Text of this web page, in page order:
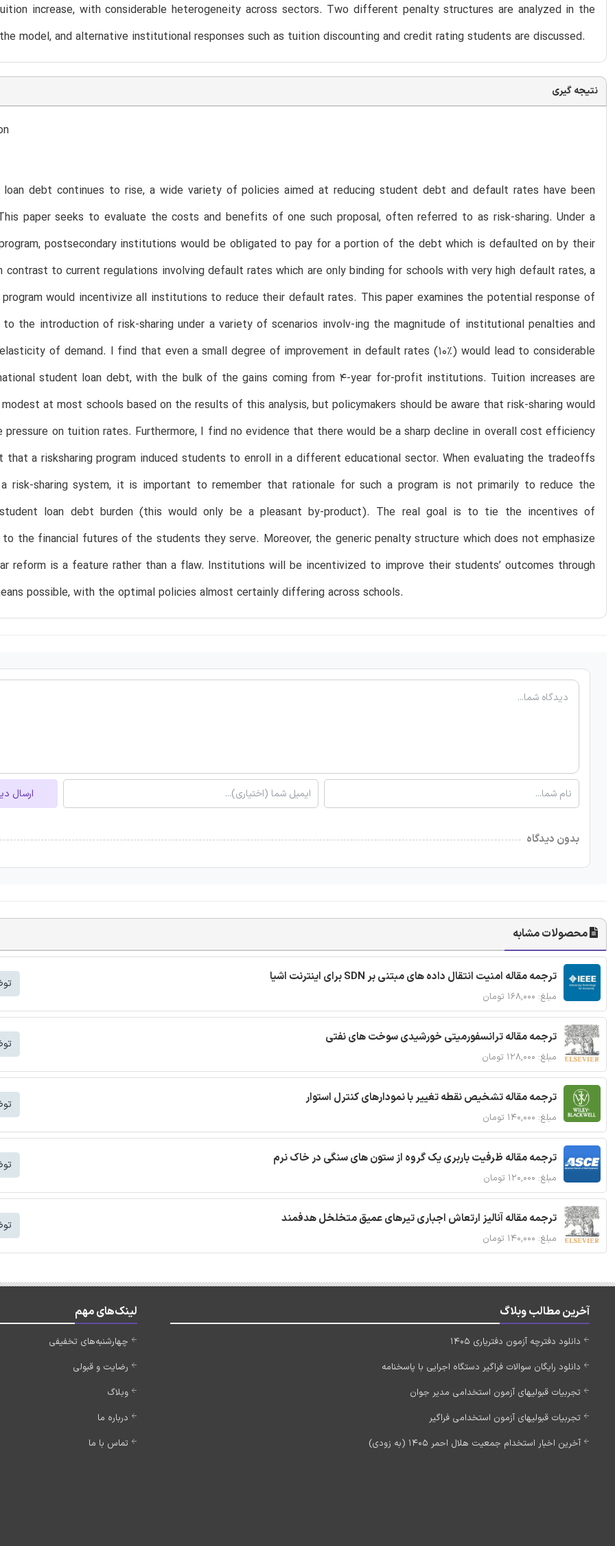
increase, with considerable heterogeneity across sectors. Two different penalty structures are analyzed in the
model, and alternative institutional responses such as tuition discounting and credit rating students are discussed.
نتیجه گیری
debt continues to rise, a wide variety of policies aimed at reducing student debt and default rates have been
paper seeks to evaluate the costs and benefits of one such proposal, often referred to as risk-sharing. Under a
postsecondary institutions would be obligated to pay for a portion of the debt which is defaulted on by their
contrast to current regulations involving default rates which are only binding for schools with very high default rates, a
program would incentivize all institutions to reduce their default rates. This paper examines the potential response of
the introduction of risk-sharing under a variety of scenarios involv-ing the magnitude of institutional penalties and
of demand. I find that even a small degree of improvement in default rates (10%) would lead to considerable
student loan debt, with the bulk of the gains coming from 4-year for-profit institutions. Tuition increases are
at most schools based on the results of this analysis, but policymakers should be aware that risk-sharing would
on tuition rates. Furthermore, I find no evidence that there would be a sharp decline in overall cost efficiency
that a risksharing program induced students to enroll in a different educational sector. When evaluating the tradeoffs
risk-sharing system, it is important to remember that rationale for such a program is not primarily to reduce the
loan debt burden (this would only be a pleasant by-product). The real goal is to tie the incentives of
the financial futures of the students they serve. Moreover, the generic penalty structure which does not emphasize
reform is a feature rather than a flaw. Institutions will be incentivized to improve their students’ outcomes through
possible, with the optimal policies almost certainly differing across schools.
ارسال
بدون دیدگاه
محصولات مشابه
ترجمه مقاله امنیت انتقال داده های مبتنی بر SDN برای اینترنت اشیا
مبلغ: ۱۶۸,۰۰۰ تومان
ترجمه مقاله ترانسفورمیتی خورشیدی سوخت های نفتی
مبلغ: ۱۲۸,۰۰۰ تومان
ترجمه مقاله تشخیص نقطه تغییر با نمودارهای کنترل استوار
مبلغ: ۱۴۰,۰۰۰ تومان
ترجمه مقاله ظرفیت باربری یک گروه از ستون های سنگی در خاک نرم
مبلغ: ۱۲۰,۰۰۰ تومان
ترجمه مقاله آنالیز ارتعاش اجباری تیرهای عمیق متخلخل هدفمند
مبلغ: ۱۴۰,۰۰۰ تومان
آخرین مطالب وبلاگ
دانلود دفترچه آزمون دفتریاری 1405
دانلود رایگان سوالات فراگیر دستگاه اجرایی با پاسخنامه
تجربیات قبولیهای آزمون استخدامی مدیر جوان
تجربیات قبولیهای آزمون استخدامی فراگیر
آخرین اخبار استخدام جمعیت هلال احمر 1405 (به زودی)
لینک‌های مهم
چهارشنبه‌های تخفیفی
رضایت و قبولی
وبلاگ
درباره ما
تماس با ما